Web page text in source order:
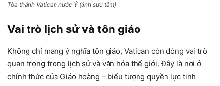
Tòa thánh Vatican nước Ý (ảnh sưu tầm)
Vai trò lịch sử và tôn giáo
Không chỉ mang ý nghĩa tôn giáo, Vatican còn đóng vai trò
quan trọng trong lịch sử và văn hóa thế giới. Đây là nơi ở
chính thức của Giáo hoàng – biểu tượng quyền lực tinh